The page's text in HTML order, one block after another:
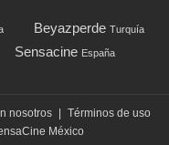
Beyazperde Turquía
Sensacine España
nosotros
Términos de uso
México